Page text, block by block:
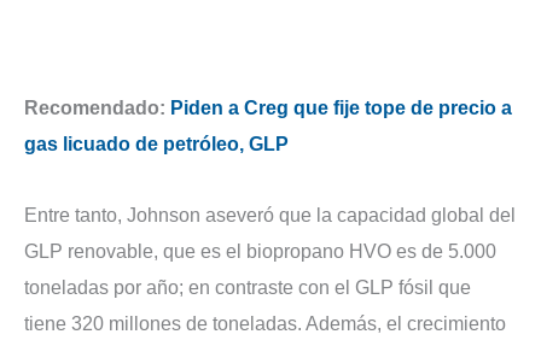
Recomendado: Piden a Creg que fije tope de precio a
gas licuado de petróleo, GLP
Entre tanto, Johnson aseveró que la capacidad global del
GLP renovable, que es el biopropano HVO es de 5.000
toneladas por año; en contraste con el GLP fósil que
tiene 320 millones de toneladas. Además, el crecimiento